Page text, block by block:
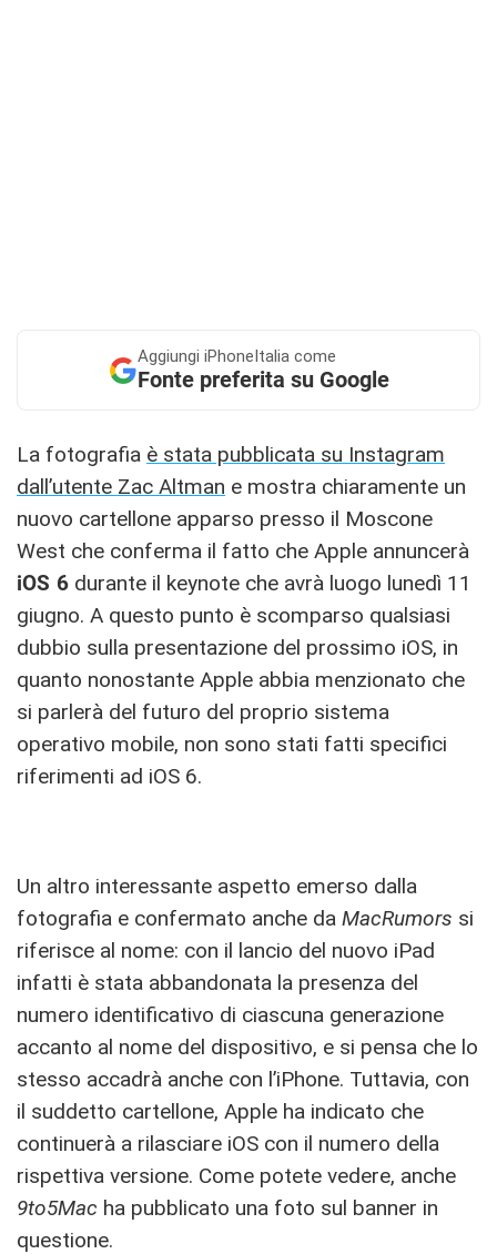
Aggiungi iPhoneItalia come
Fonte preferita su Google
La fotografia è stata pubblicata su Instagram
dall’utente Zac Altman e mostra chiaramente un
nuovo cartellone apparso presso il Moscone
West che conferma il fatto che Apple annuncerà
iOS 6 durante il keynote che avrà luogo lunedì 11
giugno. A questo punto è scomparso qualsiasi
dubbio sulla presentazione del prossimo iOS, in
quanto nonostante Apple abbia menzionato che
si parlerà del futuro del proprio sistema
operativo mobile, non sono stati fatti specifici
riferimenti ad iOS 6.
Un altro interessante aspetto emerso dalla
fotografia e confermato anche da MacRumors si
riferisce al nome: con il lancio del nuovo iPad
infatti è stata abbandonata la presenza del
numero identificativo di ciascuna generazione
accanto al nome del dispositivo, e si pensa che lo
stesso accadrà anche con l’iPhone. Tuttavia, con
il suddetto cartellone, Apple ha indicato che
continuerà a rilasciare iOS con il numero della
rispettiva versione. Come potete vedere, anche
9to5Mac ha pubblicato una foto sul banner in
questione.